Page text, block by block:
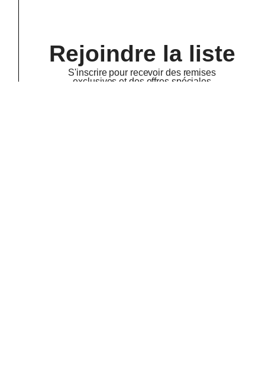
Rejoindre la liste
S'inscrire pour recevoir des remises
exclusives et des offres spéciales